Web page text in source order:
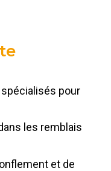
pour
les remblais
et de